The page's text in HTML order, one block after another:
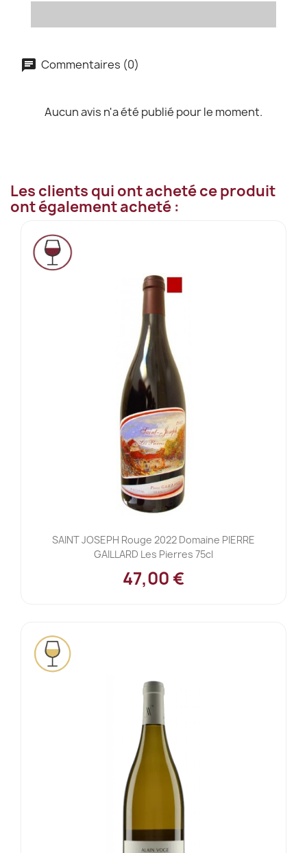
Commentaires (0)
Aucun avis n'a été publié pour le moment.
Les clients qui ont acheté ce produit
ont également acheté :
SAINT JOSEPH Rouge 2022 Domaine PIERRE
GAILLARD Les Pierres 75cl
47,00 €